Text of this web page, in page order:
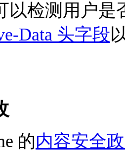
以检测用户
Data 头字段
的内容安全